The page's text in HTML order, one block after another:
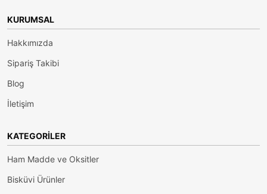
KURUMSAL
Hakkımızda
Sipariş Takibi
Blog
İletişim
KATEGORILER
Ham Madde ve Oksitler
Bisküvi Ürünler